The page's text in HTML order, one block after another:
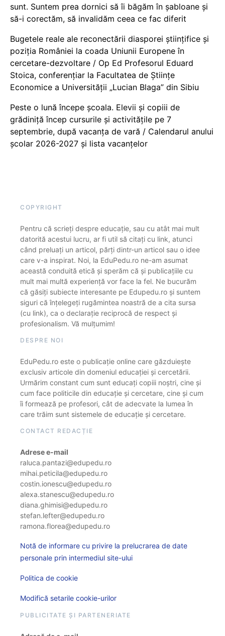
sunt. Suntem prea dornici să îi băgăm în șabloane și
să-i corectăm, să invalidăm ceea ce fac diferit
Bugetele reale ale reconectării diasporei științifice și
poziția României la coada Uniunii Europene în
cercetare-dezvoltare / Op Ed Profesorul Eduard
Stoica, conferențiar la Facultatea de Științe
Economice a Universității „Lucian Blaga” din Sibiu
Peste o lună începe școala. Elevii și copiii de
grădiniță încep cursurile și activitățile pe 7
septembrie, după vacanța de vară / Calendarul anului
școlar 2026-2027 și lista vacanțelor
COPYRIGHT
Pentru că scrieți despre educație, sau cu atât mai mult
datorită acestui lucru, ar fi util să citați cu link, atunci
când preluați un articol, părți dintr-un articol sau o idee
care v-a inspirat. Noi, la EduPedu.ro ne-am asumat
această conduită etică și sperăm că și publicațiile cu
mult mai multă experiență vor face la fel. Ne bucurăm
că găsiți subiecte interesante pe Edupedu.ro și suntem
siguri că înțelegeți rugămintea noastră de a cita sursa
(cu link), ca o declarație reciprocă de respect și
profesionalism. Vă mulțumim!
DESPRE NOI
EduPedu.ro este o publicație online care găzduiește
exclusiv articole din domeniul educației și cercetării.
Urmărim constant cum sunt educați copiii noștri, cine și
cum face politicile din educație și cercetare, cine și cum
îi formează pe profesori, cât de adecvate la lumea în
care trăim sunt sistemele de educație și cercetare.
CONTACT REDACȚIE
Adrese e-mail
raluca.pantazi@edupedu.ro
mihai.peticila@edupedu.ro
costin.ionescu@edupedu.ro
alexa.stanescu@edupedu.ro
diana.ghimisi@edupedu.ro
stefan.lefter@edupedu.ro
ramona.florea@edupedu.ro
Notă de informare cu privire la prelucrarea de date
personale prin intermediul site-ului
Politica de cookie
Modifică setarile cookie-urilor
PUBLICITATE ȘI PARTENERIATE